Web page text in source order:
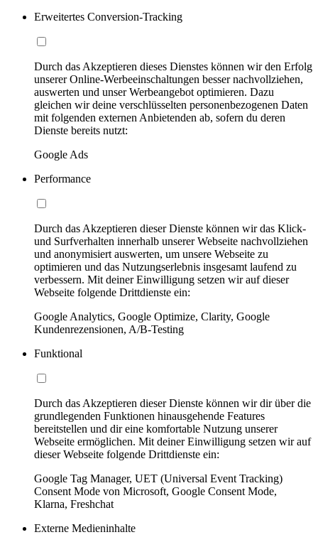
Erweitertes Conversion-Tracking
Durch das Akzeptieren dieses Dienstes können wir den Erfolg
unserer Online-Werbeeinschaltungen besser nachvollziehen,
auswerten und unser Werbeangebot optimieren. Dazu
gleichen wir deine verschlüsselten personenbezogenen Daten
mit folgenden externen Anbietenden ab, sofern du deren
Dienste bereits nutzt:
Google Ads
Performance
Durch das Akzeptieren dieser Dienste können wir das Klick-
und Surfverhalten innerhalb unserer Webseite nachvollziehen
und anonymisiert auswerten, um unsere Webseite zu
optimieren und das Nutzungserlebnis insgesamt laufend zu
verbessern. Mit deiner Einwilligung setzen wir auf dieser
Webseite folgende Drittdienste ein:
Google Analytics, Google Optimize, Clarity, Google
Kundenrezensionen, A/B-Testing
Funktional
Durch das Akzeptieren dieser Dienste können wir dir über die
grundlegenden Funktionen hinausgehende Features
bereitstellen und dir eine komfortable Nutzung unserer
Webseite ermöglichen. Mit deiner Einwilligung setzen wir auf
dieser Webseite folgende Drittdienste ein:
Google Tag Manager, UET (Universal Event Tracking)
Consent Mode von Microsoft, Google Consent Mode,
Klarna, Freshchat
Externe Medieninhalte